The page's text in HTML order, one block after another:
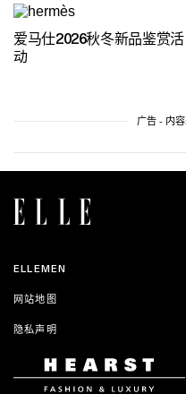
爱马仕2026秋冬新品鉴赏活
动
广告 - 内
ELLEMEN
网站地图
隐私声明